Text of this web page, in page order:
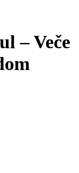
– Veče